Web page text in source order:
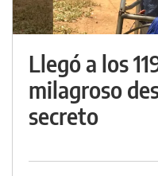
Llegó a los
milagroso
secreto